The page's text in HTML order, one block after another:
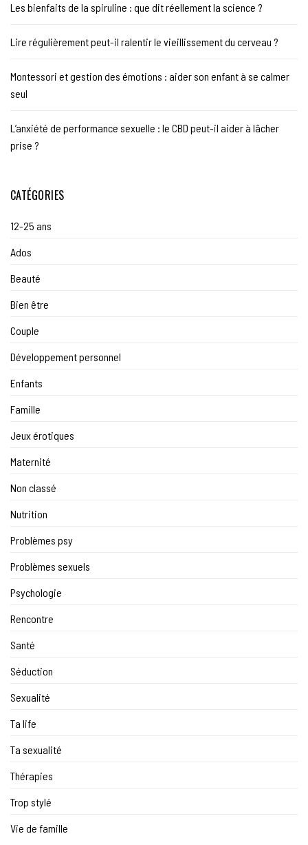
Les bienfaits de la spiruline : que dit réellement la science ?
Lire régulièrement peut-il ralentir le vieillissement du cerveau ?
Montessori et gestion des émotions : aider son enfant à se calmer
seul
L’anxiété de performance sexuelle : le CBD peut-il aider à lâcher
prise ?
CATÉGORIES
12-25 ans
Ados
Beauté
Bien être
Couple
Développement personnel
Enfants
Famille
Jeux érotiques
Maternité
Non classé
Nutrition
Problèmes psy
Problèmes sexuels
Psychologie
Rencontre
Santé
Séduction
Sexualité
Ta life
Ta sexualité
Thérapies
Trop stylé
Vie de famille